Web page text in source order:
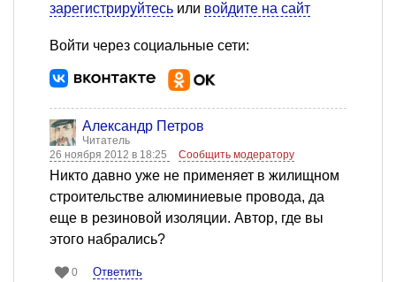
зарегистрируйтесь или войдите на сайт
Войти через социальные сети:
Александр Петров
Читатель
26 ноября 2012 в 18:25
Сообщить модератору
Никто давно уже не применяет в жилищном
строительстве алюминиевые провода, да
еще в резиновой изоляции. Автор, где вы
этого набрались?
0 Ответить